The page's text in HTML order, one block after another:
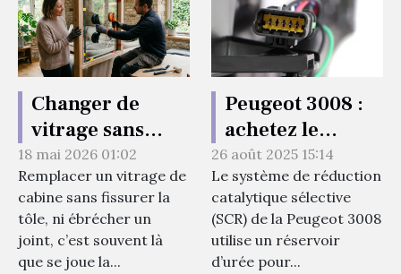
Changer de
vitrage sans
dégâts : astuces
méconnues
pour un
outillage zéro
casse
18 mai 2026 01:02
Remplacer un vitrage de
cabine sans fissurer la
tôle, ni ébrécher un
joint, c’est souvent là
que se joue la...
Peugeot 3008 :
achetez le
réservoir d’urée
en pièce
détachée avec
Les Pièces Auto
Pro !
26 août 2025 15:14
Le système de réduction
catalytique sélective
(SCR) de la Peugeot 3008
utilise un réservoir
d’urée pour...